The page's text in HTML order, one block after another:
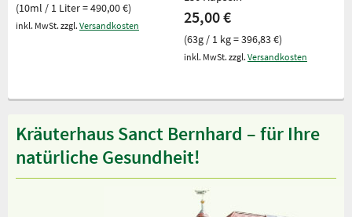
(10ml / 1 Liter = 490,00 €)
inkl. MwSt. zzgl. Versandkosten 25,00 €
(63g / 1 kg = 396,83 €)
inkl. MwSt. zzgl. Versandkosten
Kräuterhaus Sanct Bernhard – für Ihre
natürliche Gesundheit!